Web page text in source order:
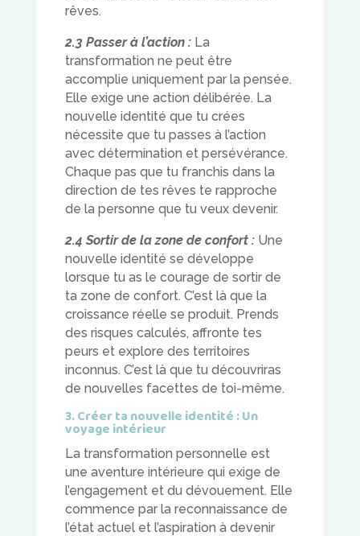
rêves.
2.3 Passer à l’action :La
transformation ne peut être
accomplie uniquement par la pensée.
Elle exige une action délibérée. La
nouvelle identité que tu crées
nécessite que tu passes à l’action
avec détermination et persévérance.
Chaque pas que tu franchis dans la
direction de tes rêves te rapproche
de la personne que tu veux devenir.
2.4 Sortir de la zone de confort :Une
nouvelle identité se développe
lorsque tu as le courage de sortir de
ta zone de confort. C’est là que la
croissance réelle se produit. Prends
des risques calculés, affronte tes
peurs et explore des territoires
inconnus. C’est là que tu découvriras
de nouvelles facettes de toi-même.
3. Créer ta nouvelle identité : Un
voyage intérieur
La transformation personnelle est
une aventure intérieure qui exige de
l’engagement et du dévouement. Elle
commence par la reconnaissance de
l’état actuel et l’aspiration à devenir